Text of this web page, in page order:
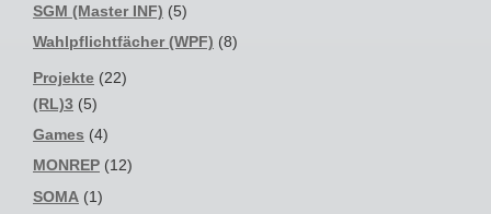
SGM (Master INF) (5)
Wahlpflichtfächer (WPF) (8)
Projekte (22)
(RL)3 (5)
Games (4)
MONREP (12)
SOMA (1)